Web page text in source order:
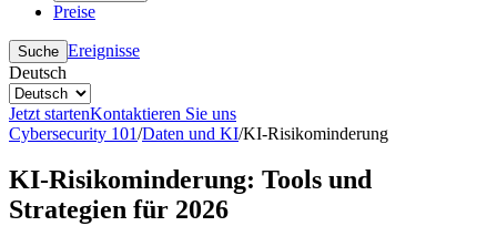
Preise
Suche Ereignisse
Deutsch
Jetzt startenKontaktieren Sie uns
Cybersecurity 101/Daten und KI/KI-Risikominderung
KI-Risikominderung: Tools und
Strategien für 2026